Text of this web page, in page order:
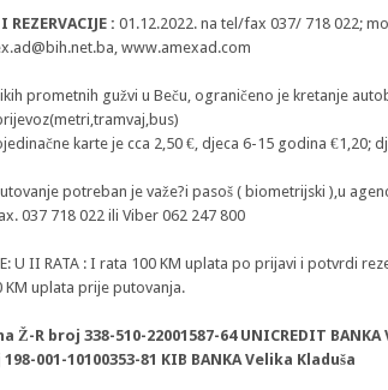
REZERVACIJE : 01.12.2022. na tel/fax 037/ 718 022;
, www.amexad.com
prometnih gužvi u Beču, ograničeno je kretanje
karte je cca 2,50 €, djeca 6-15 godina €1,20;
potreban je važe?i pasoš ( biometrijski ),u
037 718 022 ili Viber 062 247 800
U II RATA : I rata 100 KM uplata po prijavi i potvrdi
KM uplata prije putovanja.
Ž-R broj 338-510-22001587-64 UNICREDIT
001-10100353-81 KIB BANKA Velika Kladuša